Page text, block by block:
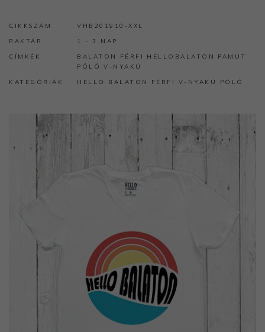
CIKKSZÁM
VHB201910-XXL
RAKTÁR
1 - 3 NAP
CÍMKÉK
BALATON FÉRFI HELLOBALATON
PAMUT
PÓLÓ
V-NYAKÚ
KATEGÓRIÁK
HELLO BALATON FÉRFI V-NYAKÚ PÓLÓ